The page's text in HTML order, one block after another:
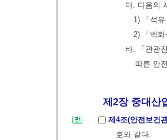
마. 다음의
1) 「석
2) 「액
바. 「관광
따른 안
제2장 중대산
제4조(안전보건
호와 같다.